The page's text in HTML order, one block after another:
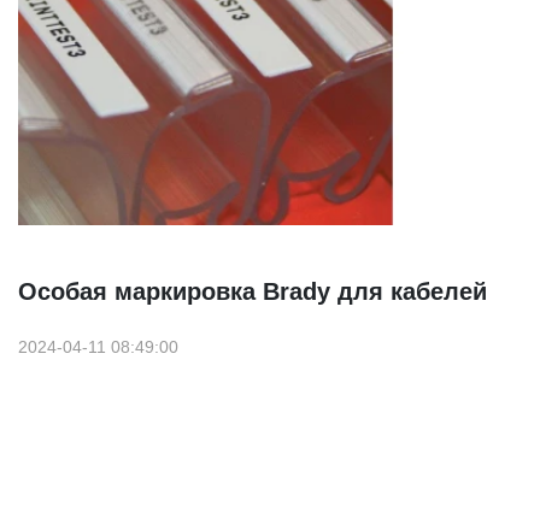
Особая маркировка Brady для кабелей
2024-04-11 08:49:00